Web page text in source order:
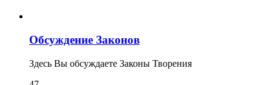
Обсуждение Законов
Здесь Вы обсуждаете Законы Творения